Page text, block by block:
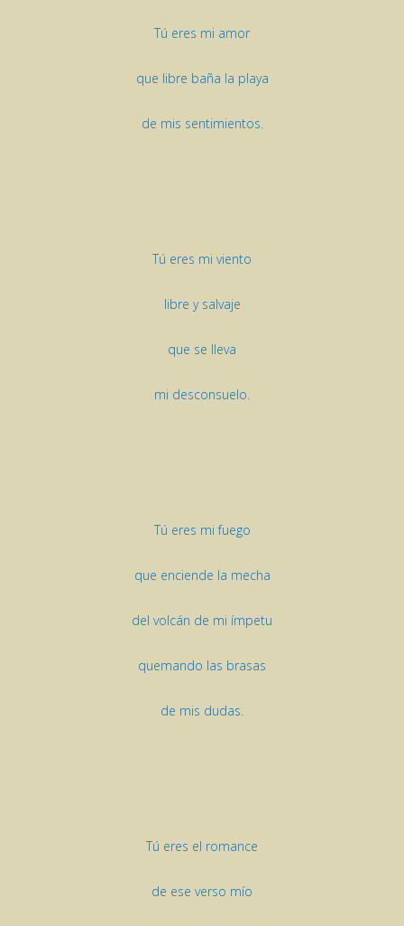
Tú eres mi amor
que libre baña la playa
de mis sentimientos.
Tú eres mi viento
libre y salvaje
que se lleva
mi desconsuelo.
Tú eres mi fuego
que enciende la mecha
del volcán de mi ímpetu
quemando las brasas
de mis dudas.
Tú eres el romance
de ese verso mío